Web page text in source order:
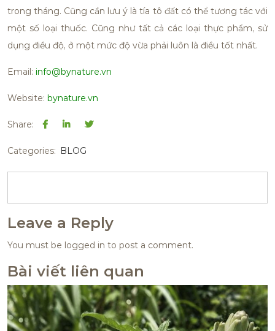
trong tháng. Cũng cần lưu ý là tía tô đất có thể tương tác với
một số loại thuốc. Cũng như tất cả các loại thực phẩm, sử
dụng điều độ, ở một mức độ vừa phải luôn là điều tốt nhất.
Email: info@bynature.vn
Website: bynature.vn
Share:
Categories: BLOG
Leave a Reply
You must be logged in to post a comment.
Bài viết liên quan